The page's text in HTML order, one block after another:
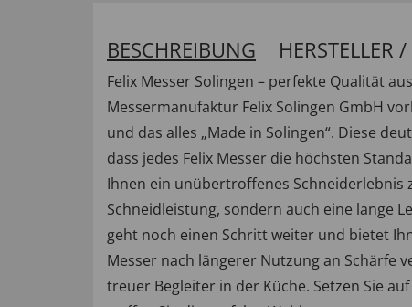
BESCHREIBUNG HERSTELLER
Felix Messer Solingen – perfekte Qualität
Messermanufaktur Felix Solingen GmbH
und das alles „Made in Solingen“. Diese
dass jedes Felix Messer die höchsten
Ihnen ein unübertroffenes
Schneidleistung, sondern auch eine lange
geht noch einen Schritt weiter und bietet
Messer nach längerer Nutzung an Schärfe
treuer Begleiter in der Küche. Setzen Sie